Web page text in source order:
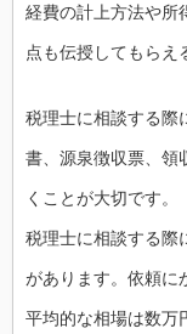
経費の計上方法や所
点も伝授してもらえ
税理士に相談する際
書、源泉徴収票、領
くことが大切です。
税理士に相談する際
があります。依頼に
平均的な相場は数万